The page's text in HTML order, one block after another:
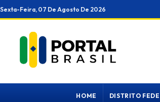
Ir
para
conteúdo
Sexta-Feira, 07 De Agosto De 2026
HOME DISTRITO